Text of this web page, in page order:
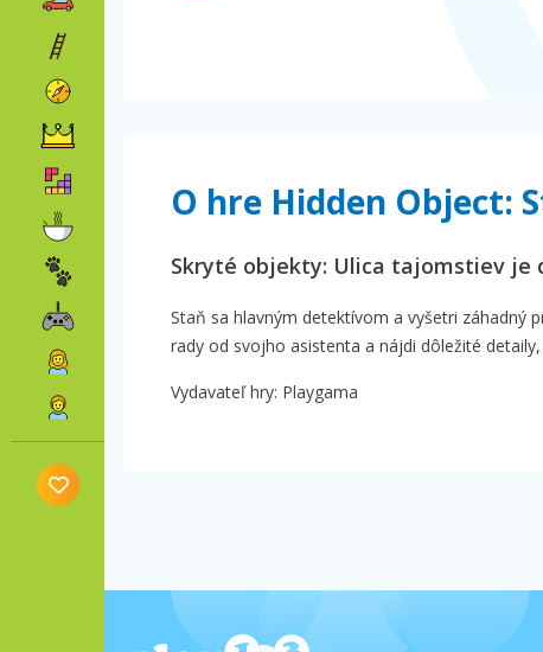
O hre Hidden Object:
Skryté objekty: Ulica tajomstiev
Staň sa hlavným detektívom a vyšetri záhadný
rady od svojho asistenta a nájdi dôležité
Vydavateľ hry: Playgama